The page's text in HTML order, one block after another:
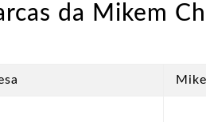
da Mikem